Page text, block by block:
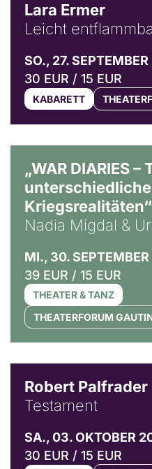
Lara Ermer
Leicht
SO., 27.
30 EUR / 15 EUR
KABARETT
„WAR DIARIES
Kriegsrealitäten“
Nadia Migdal &
MI., 30.
39 EUR / 15 EUR
THEATER & TANZ
THEATERFORUM
Robert Palfrader
Testament
SA., 03. OKTOBER
30 EUR / 15 EUR